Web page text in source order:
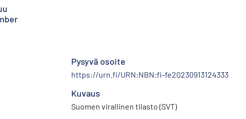
Pysyvä osoite
https://urn.fi/URN:NBN:fi-fe20230913124333
Kuvaus
Suomen virallinen tilasto (SVT)